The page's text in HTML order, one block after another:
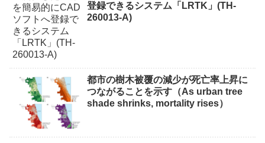
登録できるシステム「LRTK」(TH-
260013-A)
都市の樹木被覆の減少が死亡率上昇に
つながることを示す（As urban tree
shade shrinks, mortality rises）